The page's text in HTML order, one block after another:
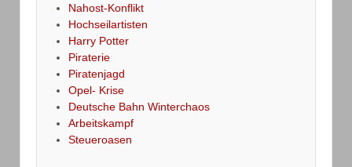
Nahost-Konflikt
Hochseilartisten
Harry Potter
Piraterie
Piratenjagd
Opel- Krise
Deutsche Bahn Winterchaos
Arbeitskampf
Steueroasen